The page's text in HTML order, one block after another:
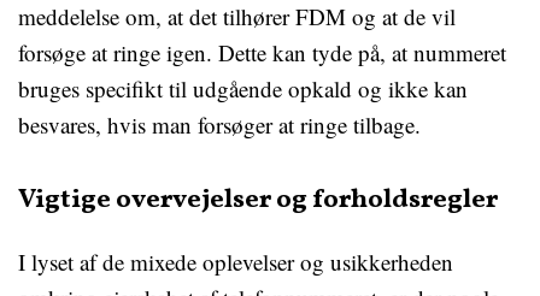
meddelelse om, at det tilhører FDM og at de vil
forsøge at ringe igen. Dette kan tyde på, at nummeret
bruges specifikt til udgående opkald og ikke kan
besvares, hvis man forsøger at ringe tilbage.
Vigtige overvejelser og forholdsregler
I lyset af de mixede oplevelser og usikkerheden